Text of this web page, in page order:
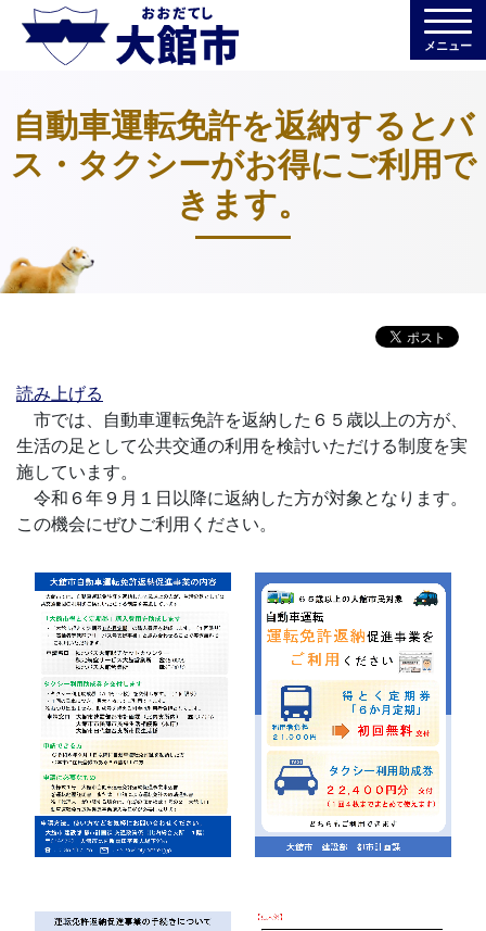
メニュー
自動車運転免許を返納するとバ
ス・タクシーがお得にご利用で
きます。
読み上げる
市では、自動車運転免許を返納した６５歳以上の方が、
生活の足として公共交通の利用を検討いただける制度を実
施しています。
令和６年９月１日以降に返納した方が対象となります。
この機会にぜひご利用ください。